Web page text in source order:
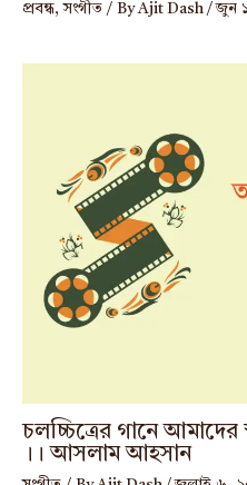
প্রবন্ধ,সংগীত / ByAjit Dash /জুন
চলচ্চিত্রের গানে আমাদের
।। আসলাম আহসান